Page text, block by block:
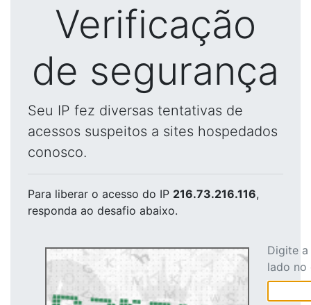
Verificação
de segurança
Seu IP fez diversas tentativas de
acessos suspeitos a sites hospedados
conosco.
Para liberar o acesso do IP 216.73.216.116,
responda ao desafio abaixo.
Digite
lado no